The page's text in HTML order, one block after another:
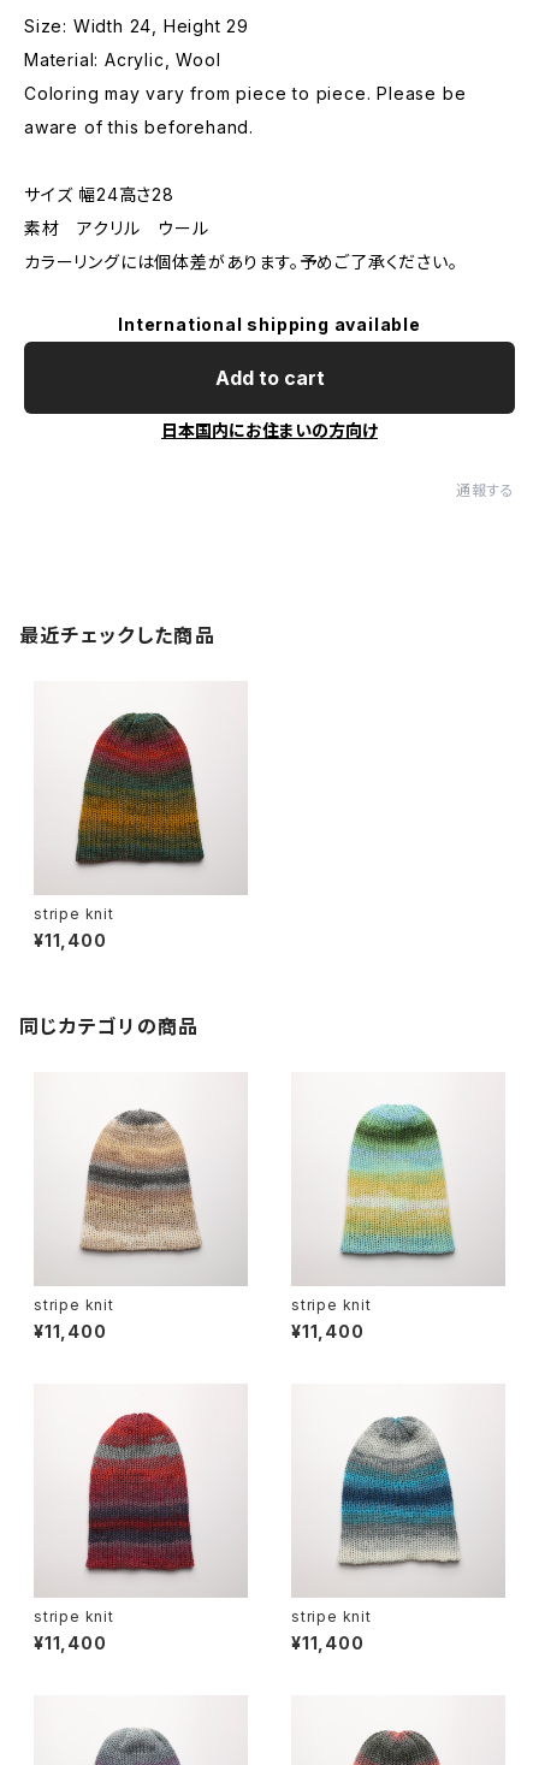
Size: Width 24, Height 29
Material: Acrylic, Wool
Coloring may vary from piece to piece. Please be
aware of this beforehand.
サイズ 幅24高さ28
素材 アクリル ウール
カラーリングには個体差があります。予めご了承ください。
International shipping available
Add to cart
日本国内にお住まいの方向け
通報する
最近チェックした商品
stripe knit
¥11,400
同じカテゴリの商品
stripe knit
¥11,400
stripe knit
¥11,400
stripe knit
¥11,400
stripe knit
¥11,400